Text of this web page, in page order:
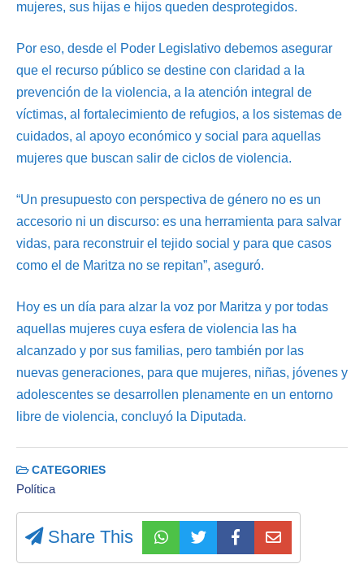
mujeres, sus hijas e hijos queden desprotegidos.
Por eso, desde el Poder Legislativo debemos asegurar
que el recurso público se destine con claridad a la
prevención de la violencia, a la atención integral de
víctimas, al fortalecimiento de refugios, a los sistemas de
cuidados, al apoyo económico y social para aquellas
mujeres que buscan salir de ciclos de violencia.
“Un presupuesto con perspectiva de género no es un
accesorio ni un discurso: es una herramienta para salvar
vidas, para reconstruir el tejido social y para que casos
como el de Maritza no se repitan”, aseguró.
Hoy es un día para alzar la voz por Maritza y por todas
aquellas mujeres cuya esfera de violencia las ha
alcanzado y por sus familias, pero también por las
nuevas generaciones, para que mujeres, niñas, jóvenes y
adolescentes se desarrollen plenamente en un entorno
libre de violencia, concluyó la Diputada.
CATEGORIES
Política
Share This